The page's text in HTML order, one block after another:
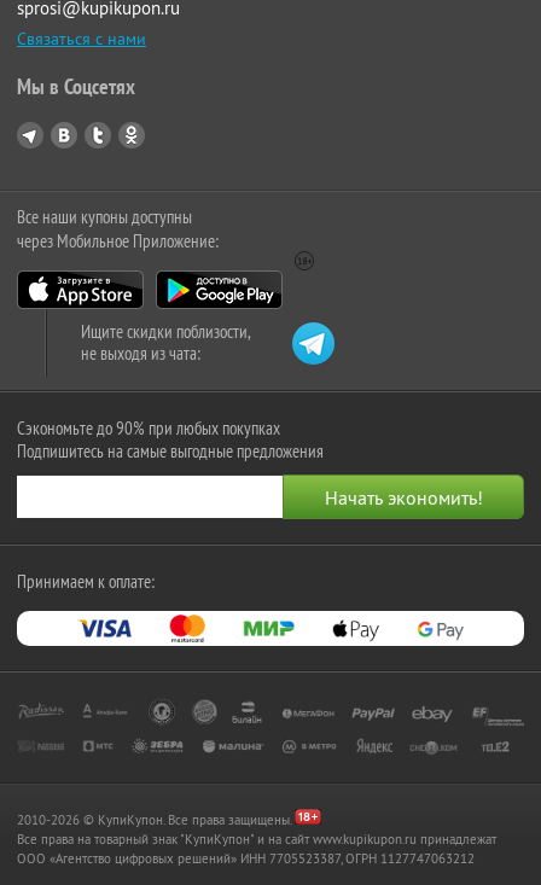
sprosi@kupikupon.ru
Связаться с нами
Мы в Соцсетях
Все наши купоны доступны
через Мобильное Приложение:
Ищите скидки поблизости,
не выходя из чата:
Сэкономьте до 90% при любых покупках
Подпишитесь на самые выгодные предложения
Принимаем к оплате:
2010-2026 © КупиКупон. Все права защищены.
Все права на товарный знак "КупиКупон" и на сайт www.kupikupon.ru принадлежат
OOO «Агентство цифровых решений» ИНН 7705523387, ОГРН 1127747063212